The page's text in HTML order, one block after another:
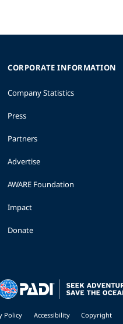
CORPORATE INFORMATION
Company Statistics
Press
Partners
Advertise
AWARE Foundation
Impact
Donate
Policy Accessibility Copyright